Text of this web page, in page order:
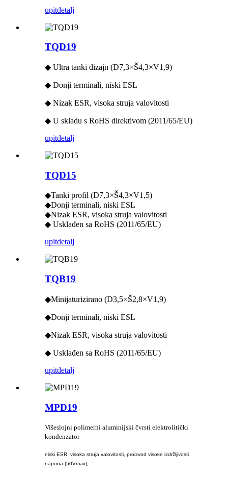
upitdetalj
TQD19
◆ Ultra tanki dizajn (D7,3×Š4,3×V1,9)
◆ Donji terminali, niski ESL
◆ Nizak ESR, visoka struja valovitosti
◆ U skladu s RoHS direktivom (2011/65/EU)
upitdetalj
TQD15
◆Tanki profil (D7,3×Š4,3×V1,5)
◆Donji terminali, niski ESL
◆Nizak ESR, visoka struja valovitosti
◆ Usklađen sa RoHS (2011/65/EU)
upitdetalj
TQB19
◆Minijaturizirano (D3,5×Š2,8×V1,9)
◆Donji terminali, niski ESL
◆Nizak ESR, visoka struja valovitosti
◆ Usklađen sa RoHS (2011/65/EU)
upitdetalj
MPD19
Višeslojni polimerni aluminijski čvrsti elektrolitički
kondenzator
niski ESR, visoka struja valovitosti, proizvod visoke izdržljivosti
napona (50Vmax),